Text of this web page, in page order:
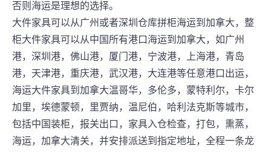
否则海运是理想的选择。
大件家具可以从广州或者深圳仓库拼柜海运到加拿大，整
柜大件家具可以从中国所有港口海运到加拿大，如广州
港，深圳港，佛山港，厦门港，宁波港，上海港，青岛
港，天津港，重庆港，武汉港，大连港等任意港口出运，
海运大件家具到加拿大温哥华，多伦多，蒙特利尔，卡尔
加里，埃德蒙顿，里贾纳，温尼伯，哈利法克斯等城市，
包括中国装柜，报关出口，家具入仓检查，打包，熏蒸，
海运，加拿大清关，并安排派送到指定地址，全程一条龙